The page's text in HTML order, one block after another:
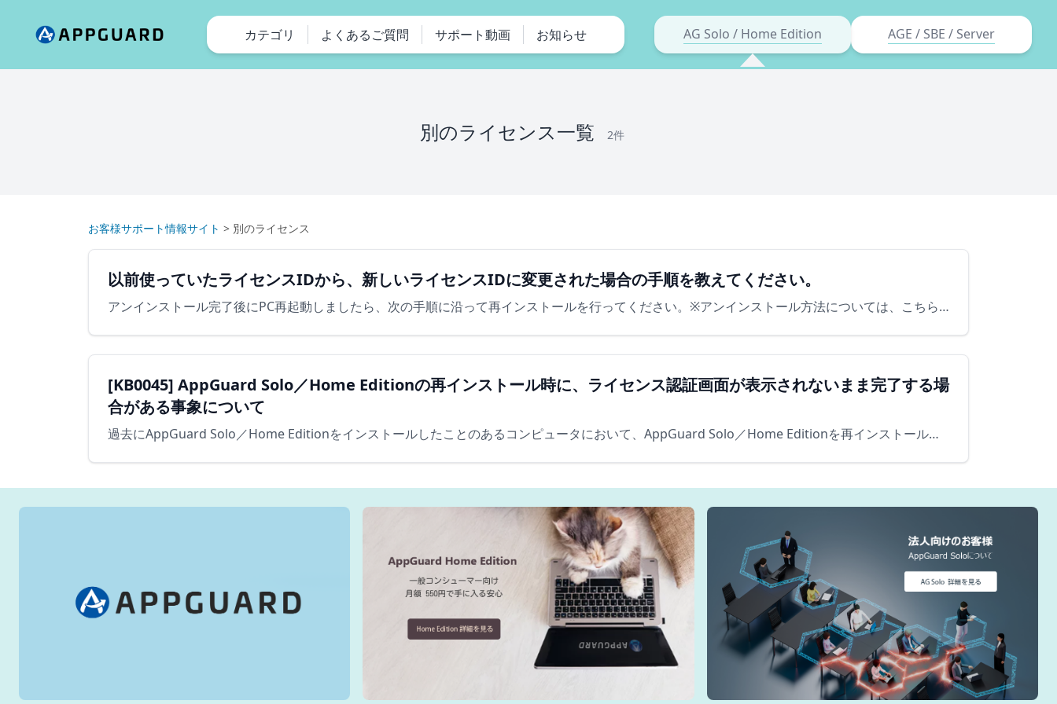
カテゴリ よくあるご質問 サポート動画 お知らせ AG Solo / Home Edition AGE / SBE / Server
別のライセンス一覧 2件
お客様サポート情報サイト > 別のライセンス
以前使っていたライセンスIDから、新しいライセンスIDに変更された場合の手順を教えてください。
アンインストール完了後にPC再起動しましたら、次の手順に沿って再インストールを行ってください。※アンインストール方法については、こちらをご参照ください。 ① [AppGuardSetup.exe] を…
[KB0045] AppGuard Solo／Home Editionの再インストール時に、ライセンス認証画面が表示されないまま完了する場
合がある事象について
過去にAppGuard Solo／Home Editionをインストールしたことのあるコンピュータにおいて、AppGuard Solo／Home Editionを再インストールした際に、ライセンス認証…